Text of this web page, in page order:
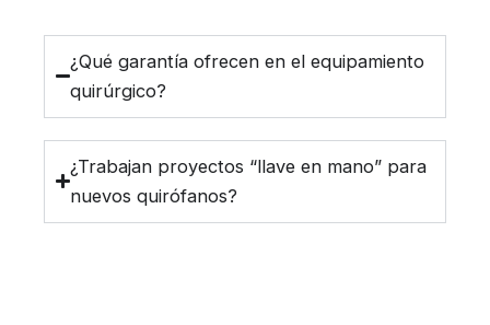
¿Qué garantía ofrecen en el equipamiento
quirúrgico?
¿Trabajan proyectos “llave en mano” para
nuevos quirófanos?